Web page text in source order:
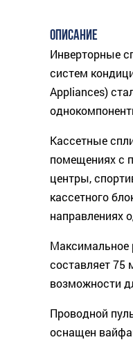
ОПИСАНИЕ
Инверторные
систем
Appliances)
Кассетные
помещениях с
центры,
кассетного
направлениях
Максимальное
составляет 75
возможности
Проводной
оснащен